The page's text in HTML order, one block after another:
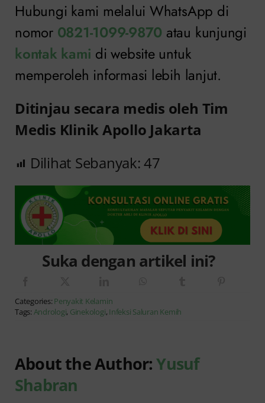
Hubungi kami melalui WhatsApp di
nomor 0821-1099-9870 atau kunjungi
kontak kami di website untuk
memperoleh informasi lebih lanjut.
Ditinjau secara medis oleh Tim
Medis Klinik Apollo Jakarta
Dilihat Sebanyak:47
Suka dengan artikel ini?
Categories: Penyakit Kelamin
Tags: Andrologi, Ginekologi, Infeksi Saluran Kemih
About the Author:Yusuf
Shabran